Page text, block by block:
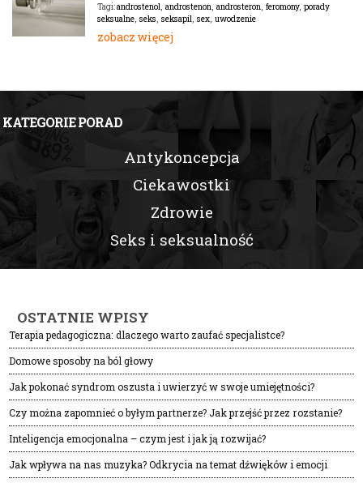
Tagi:androstenol, androstenon, androsteron, feromony, porady
seksualne, seks, seksapil, sex, uwodzenie
zobacz więcej
KATEGORIE PORAD
Antykoncepcja
Ciekawostki
Zdrowie
Seks i seksualność
OSTATNIE WPISY
Terapia pedagogiczna: dlaczego warto zaufać specjalistce?
Domowe sposoby na ból głowy
Jak pokonać syndrom oszusta i uwierzyć w swoje umiejętności?
Czy można zapomnieć o byłym partnerze? Jak przejść przez rozstanie?
Inteligencja emocjonalna – czym jest i jak ją rozwijać?
Jak wpływa na nas muzyka? Odkrycia na temat dźwięków i emocji